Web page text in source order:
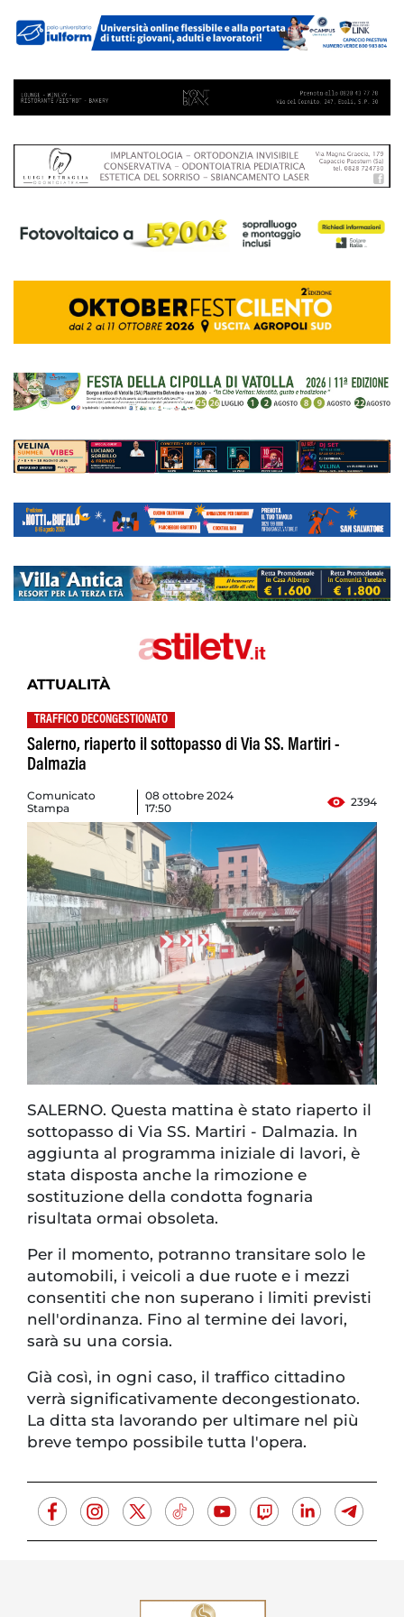
ATTUALITÀ
TRAFFICO DECONGESTIONATO
Salerno, riaperto il sottopasso di Via SS. Martiri -
Dalmazia
Comunicato
Stampa
08 ottobre 2024
17:50
2394
SALERNO. Questa mattina è stato riaperto il
sottopasso di Via SS. Martiri - Dalmazia. In
aggiunta al programma iniziale di lavori, è
stata disposta anche la rimozione e
sostituzione della condotta fognaria
risultata ormai obsoleta.
Per il momento, potranno transitare solo le
automobili, i veicoli a due ruote e i mezzi
consentiti che non superano i limiti previsti
nell'ordinanza. Fino al termine dei lavori,
sarà su una corsia.
Già così, in ogni caso, il traffico cittadino
verrà significativamente decongestionato.
La ditta sta lavorando per ultimare nel più
breve tempo possibile tutta l'opera.